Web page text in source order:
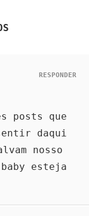
posts que
daqui
nosso
esteja
RESPONDER